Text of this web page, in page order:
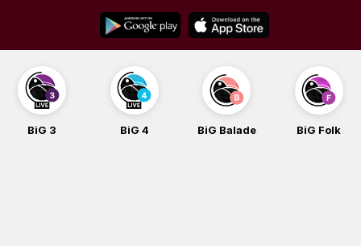
content
BiG 3 BiG 4 BiG Balade BiG Folk